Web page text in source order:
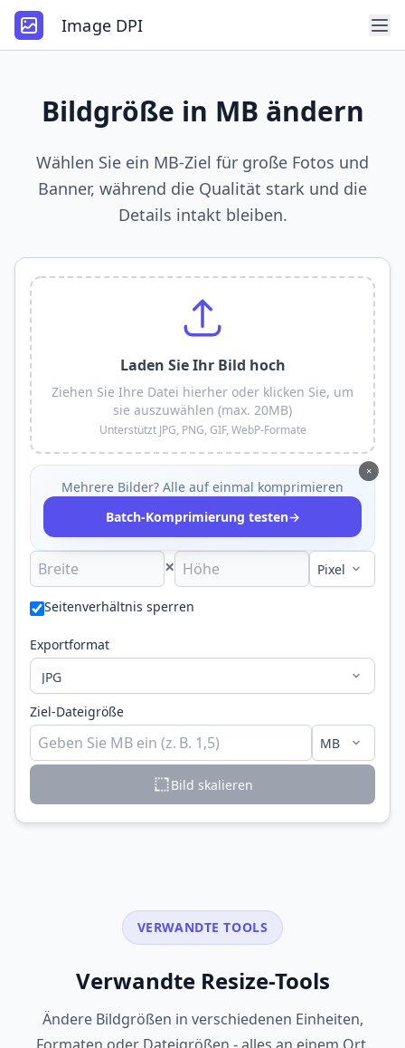
Image DPI
Bildgröße in MB ändern
Wählen Sie ein MB-Ziel für große Fotos und
Banner, während die Qualität stark und die
Details intakt bleiben.
Laden Sie Ihr Bild hoch
Ziehen Sie Ihre Datei hierher oder klicken Sie, um
sie auszuwählen (max. 20MB)
Unterstützt JPG, PNG, GIF, WebP-Formate
×
Mehrere Bilder? Alle auf einmal komprimieren
Batch-Komprimierung testen→
×
Seitenverhältnis sperren
Exportformat
Ziel-Dateigröße
Bild skalieren
VERWANDTE TOOLS
Verwandte Resize-Tools
Ändere Bildgrößen in verschiedenen Einheiten,